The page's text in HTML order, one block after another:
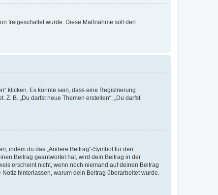
freigeschaltet wurde. Diese Maßnahme soll den
klicken. Es könnte sein, dass eine Registrierung
B. „Du darfst neue Themen erstellen“, „Du darfst
indem du das „Ändere Beitrag“-Symbol für den
Beitrag geantwortet hat, wird dein Beitrag in der
erscheint nicht, wenn noch niemand auf deinen Beitrag
hinterlassen, warum dein Beitrag überarbeitet wurde.